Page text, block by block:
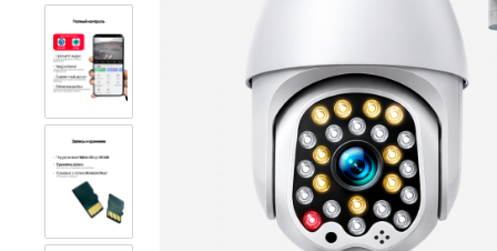
Канцелярские товары
Коврики для резки
Магнитные доски
Свет и освещение
Системы